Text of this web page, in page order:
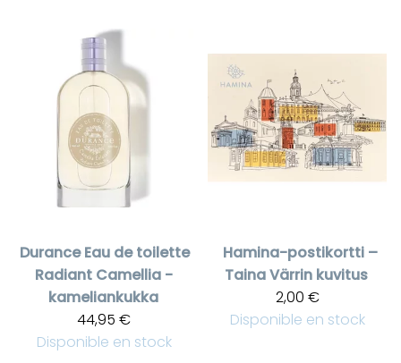
Durance Eau de toilette
Radiant Camellia -
kameliankukka
44,95 €
Disponible en stock
Hamina-postikortti –
Taina Värrin kuvitus
2,00 €
Disponible en stock